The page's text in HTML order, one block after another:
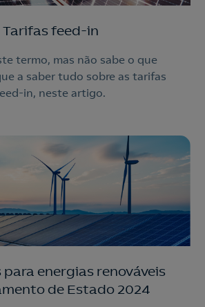
Tarifas feed-in
termo, mas não sabe o que
a saber tudo sobre as tarifas
in, neste artigo.
para energias renováveis
de Estado 2024